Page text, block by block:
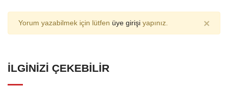
Yorum yazabilmek için lütfen üye girişi yapınız. ×
İLGINIZI ÇEKEBILIR